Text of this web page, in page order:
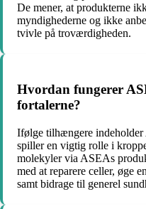
De mener, at produkterne
myndighederne og ikke
tvivle på troværdigheden.
Hvordan fungerer
fortalerne?
Ifølge tilhængere
spiller en vigtig rolle i
molekyler via ASEAs
med at reparere celler, øge
samt bidrage til generel